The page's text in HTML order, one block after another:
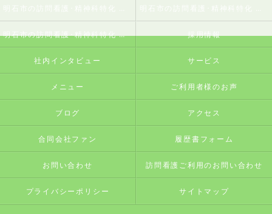
明石市の訪問看護･精神科特化 訪問看護ステーションミントのお客様の声 採用情報
社内インタビュー サービス
メニュー ご利用者様のお声
ブログ アクセス
合同会社ファン 履歴書フォーム
お問い合わせ 訪問看護ご利用のお問い合わせ
プライバシーポリシー サイトマップ